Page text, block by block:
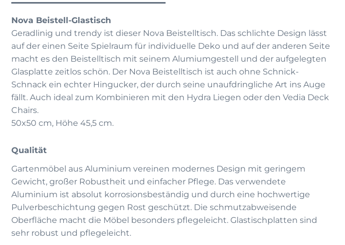
Nova Beistell-Glastisch
Geradlinig und trendy ist dieser Nova Beistelltisch. Das schlichte Design lässt
auf der einen Seite Spielraum für individuelle Deko und auf der anderen Seite
macht es den Beistelltisch mit seinem Alumiumgestell und der aufgelegten
Glasplatte zeitlos schön. Der Nova Beistelltisch ist auch ohne Schnick-
Schnack ein echter Hingucker, der durch seine unaufdringliche Art ins Auge
fällt. Auch ideal zum Kombinieren mit den Hydra Liegen oder den Vedia Deck
Chairs.
50x50 cm, Höhe 45,5 cm.
Qualität
Gartenmöbel aus Aluminium vereinen modernes Design mit geringem
Gewicht, großer Robustheit und einfacher Pflege. Das verwendete
Aluminium ist absolut korrosionsbeständig und durch eine hochwertige
Pulverbeschichtung gegen Rost geschützt. Die schmutzabweisende
Oberfläche macht die Möbel besonders pflegeleicht. Glastischplatten sind
sehr robust und pflegeleicht.